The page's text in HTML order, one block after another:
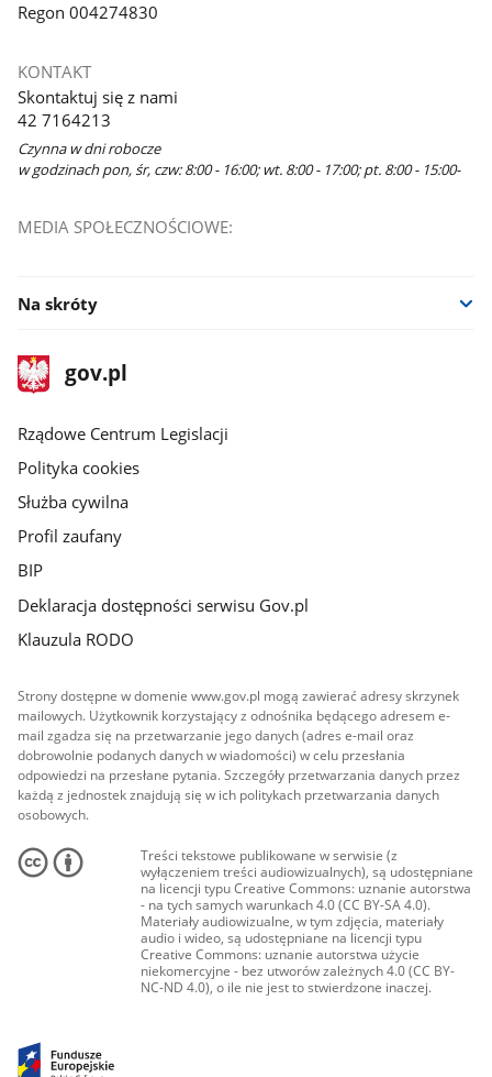
Regon 004274830
KONTAKT
Skontaktuj się z nami
42 7164213
Czynna w dni robocze
w godzinach pon, śr, czw: 8:00 - 16:00; wt. 8:00 - 17:00; pt. 8:00 - 15:00-
MEDIA SPOŁECZNOŚCIOWE:
Na skróty
stopka
gov.plStrona
gov.pl
Rządowe Centrum Legislacji
Polityka cookies
Służba cywilna
Profil zaufany
BIP
Deklaracja dostępności serwisu Gov.pl
Klauzula RODO
Strony dostępne w domenie www.gov.pl mogą zawierać adresy skrzynek
mailowych. Użytkownik korzystający z odnośnika będącego adresem e-
mail zgadza się na przetwarzanie jego danych (adres e-mail oraz
dobrowolnie podanych danych w wiadomości) w celu przesłania
odpowiedzi na przesłane pytania. Szczegóły przetwarzania danych przez
każdą z jednostek znajdują się w ich politykach przetwarzania danych
osobowych.
Treści tekstowe publikowane w serwisie (z
wyłączeniem treści audiowizualnych), są udostępniane
na licencji typu Creative Commons: uznanie autorstwa
- na tych samych warunkach 4.0 (CC BY-SA 4.0).
Materiały audiowizualne, w tym zdjęcia, materiały
audio i wideo, są udostępniane na licencji typu
Creative Commons: uznanie autorstwa użycie
niekomercyjne - bez utworów zależnych 4.0 (CC BY-
NC-ND 4.0), o ile nie jest to stwierdzone inaczej.